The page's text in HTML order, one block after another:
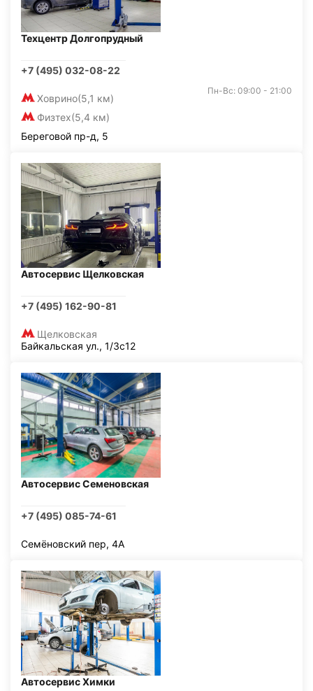
Техцентр Долгопрудный
+7 (495) 032-08-22
Ховрино(5,1 км)
Физтех(5,4 км)
Пн-Вс: 09:00 - 21:00
Береговой пр-д, 5
Автосервис Щелковская
+7 (495) 162-90-81
Щелковская
Байкальская ул., 1/3с12
Автосервис Семеновская
+7 (495) 085-74-61
Семёновский пер, 4А
Автосервис Химки